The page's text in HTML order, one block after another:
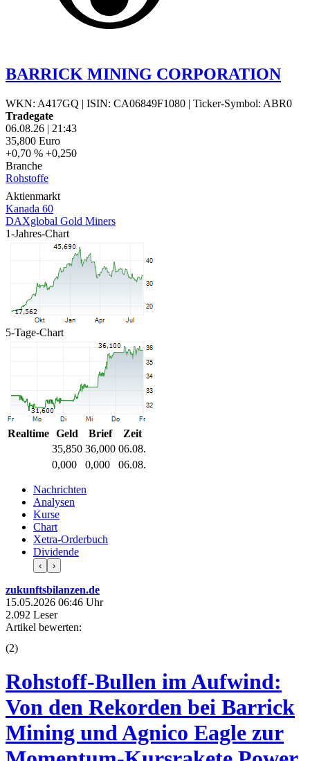
BARRICK MINING CORPORATION
WKN: A417GQ | ISIN: CA06849F1080 | Ticker-Symbol: ABR0
Tradegate
06.08.26 | 21:43
35,800 Euro
+0,70 % +0,250
Branche
Rohstoffe
Aktienmarkt
Kanada 60
DAXglobal Gold Miners
1-Jahres-Chart
5-Tage-Chart
Realtime Geld Brief
Zeit
35,850 36,000 06.08.
0,000
0,000 06.08.
Nachrichten
Analysen
Kurse
Chart
Xetra-Orderbuch
Dividende
‹ ›
zukunftsbilanzen.de
15.05.2026 06:46 Uhr
2.092 Leser
Artikel bewerten:
(2)
Rohstoff-Bullen im Aufwind:
Von den Rekorden bei Barrick
Mining und Agnico Eagle zur